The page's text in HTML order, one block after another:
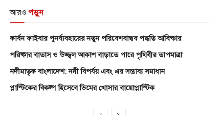
আরও পড়ুন
কার্বন ফাইবার পুনর্ব্যবহারের নতুন পরিবেশবান্ধব পদ্ধতি আবিষ্কার
পরিষ্কার বাতাস ও উজ্জ্বল আকাশ বাড়াতে পারে পৃথিবীর তাপমাত্রা
নদীমাতৃক বাংলাদেশ: নদী বিপর্যয় এবং এর সম্ভাব্য সমাধান
প্লাস্টিকের বিকল্প হিসেবে ডিমের খোসার বায়োপ্লাস্টিক